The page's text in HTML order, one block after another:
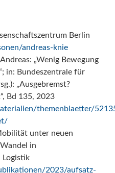
Berlin
andreas-knie
„Wenig Bewegung
in: Bundeszentrale für
„Ausgebremst?
Bd 135, 2023
themenblaetter/
unter neuen
in
Logistik
2023/aufsatz-